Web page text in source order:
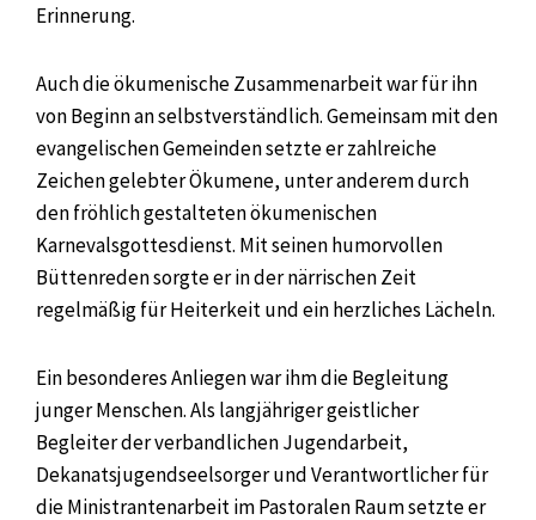
Erinnerung.
Auch die ökumenische Zusammenarbeit war für ihn
von Beginn an selbstverständlich. Gemeinsam mit den
evangelischen Gemeinden setzte er zahlreiche
Zeichen gelebter Ökumene, unter anderem durch
den fröhlich gestalteten ökumenischen
Karnevalsgottesdienst. Mit seinen humorvollen
Büttenreden sorgte er in der närrischen Zeit
regelmäßig für Heiterkeit und ein herzliches Lächeln.
Ein besonderes Anliegen war ihm die Begleitung
junger Menschen. Als langjähriger geistlicher
Begleiter der verbandlichen Jugendarbeit,
Dekanatsjugendseelsorger und Verantwortlicher für
die Ministrantenarbeit im Pastoralen Raum setzte er